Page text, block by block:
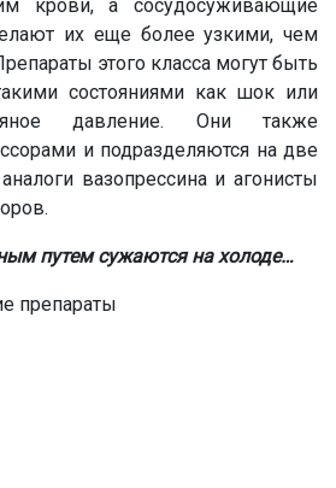
крови, а сосудосуживающие
их еще более узкими, чем
этого класса могут быть
состояниями как шок или
давление. Они также
и подразделяются на две
вазопрессина и агонисты
путем сужаются на холоде…